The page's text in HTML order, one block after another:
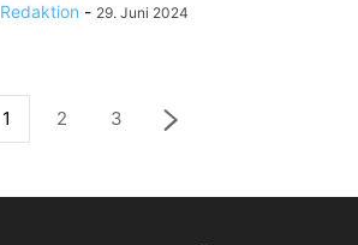
Redaktion - 29. Juni 2024
1 2 3